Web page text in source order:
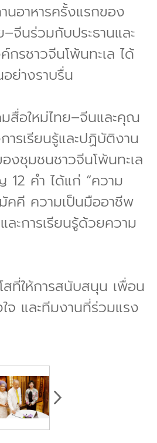
นอาหารครั้งแรกของ
จีนร่วมกับประธานและ
กรชาวจีนโพ้นทะเล ได้
ย่างราบรื่น
สื่อใหม่ไทย–จีนและคุณ
ารเรียนรู้และปฏิบัติงาน
งชุมชนชาวจีนโพ้นทะเล
คำ ได้แก่ “ความ
คคี ความเป็นมืออาชีพ
ะการเรียนรู้ด้วยความ
ที่ให้การสนับสนุน เพื่อน
จ และทีมงานที่ร่วมแรง